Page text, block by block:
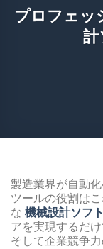
プロフェッ
製造業界が自動
ツールの役割は
な 機械設計ソフ
アを実現するだ
そして企業競争